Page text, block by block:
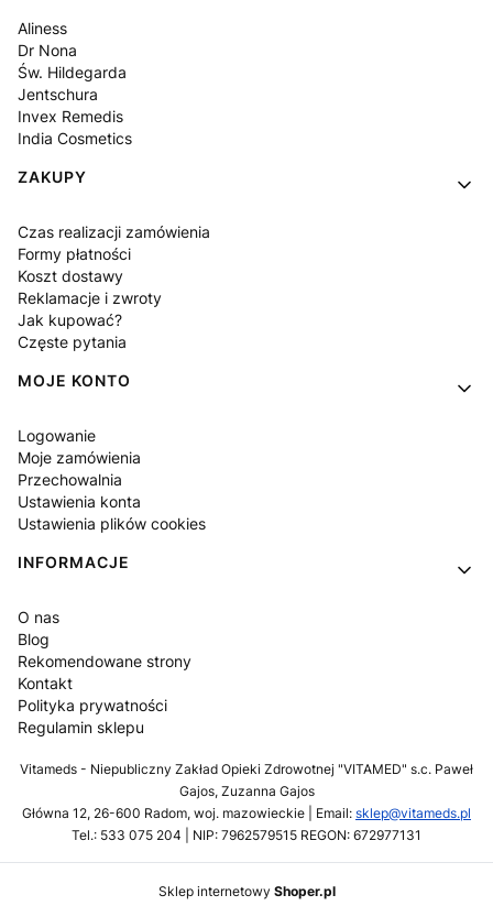
Aliness
Dr Nona
Św. Hildegarda
Jentschura
Invex Remedis
India Cosmetics
ZAKUPY
Czas realizacji zamówienia
Formy płatności
Koszt dostawy
Reklamacje i zwroty
Jak kupować?
Częste pytania
MOJE KONTO
Logowanie
Moje zamówienia
Przechowalnia
Ustawienia konta
Ustawienia plików cookies
INFORMACJE
O nas
Blog
Rekomendowane strony
Kontakt
Polityka prywatności
Regulamin sklepu
Vitameds - Niepubliczny Zakład Opieki Zdrowotnej "VITAMED" s.c. Paweł
Gajos, Zuzanna Gajos
Główna 12, 26-600 Radom, woj. mazowieckie | Email: sklep@vitameds.pl
Tel.: 533 075 204 | NIP: 7962579515 REGON: 672977131
Sklep internetowy Shoper.pl